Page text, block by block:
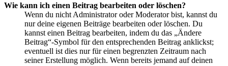
Wie kann ich einen Beitrag bearbeiten oder löschen?
Wenn du nicht Administrator oder Moderator bist, kannst du
nur deine eigenen Beiträge bearbeiten oder löschen. Du
kannst einen Beitrag bearbeiten, indem du das „Ändere
Beitrag“-Symbol für den entsprechenden Beitrag anklickst;
eventuell ist dies nur für einen begrenzten Zeitraum nach
seiner Erstellung möglich. Wenn bereits jemand auf deinen